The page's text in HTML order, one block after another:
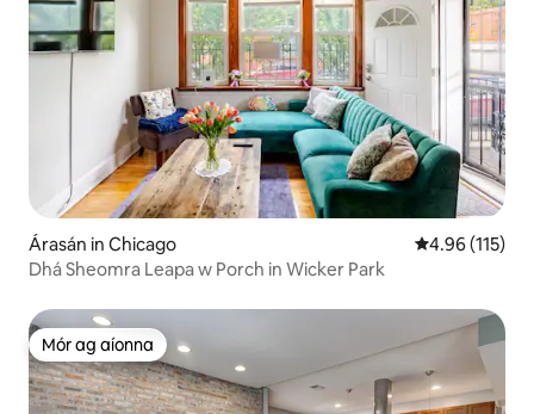
Árasán in Chicago Meánrátáil
4.96 (115)
Dhá Sheomra Leapa w Porch in Wicker Park
Mór ag aíonna
Mór ag aíonna